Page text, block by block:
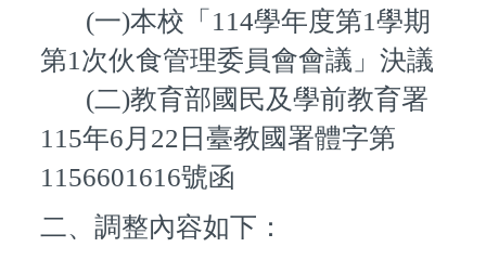
(一)本校 「114學年度第1學期
第1次伙食管理委員會會議」決議
(二)教育部國民及學前教育署
115年6月22日臺教國署體字第
1156601616號函
二、調整內容如下：